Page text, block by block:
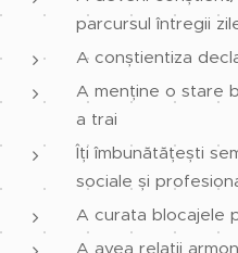
parcursul întregii
A conștientiza
A menține o stare
a trai
Îți îmbunătățești
sociale și
A curata blocajele
A avea relatii